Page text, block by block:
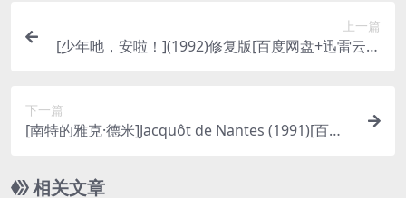
上一篇
[少年吔，安啦！](1992)修复版[百度网盘+迅雷云盘
下一篇
[南特的雅克·德米]Jacquôt de Nantes (1991)[百度
文字幕]
相关文章